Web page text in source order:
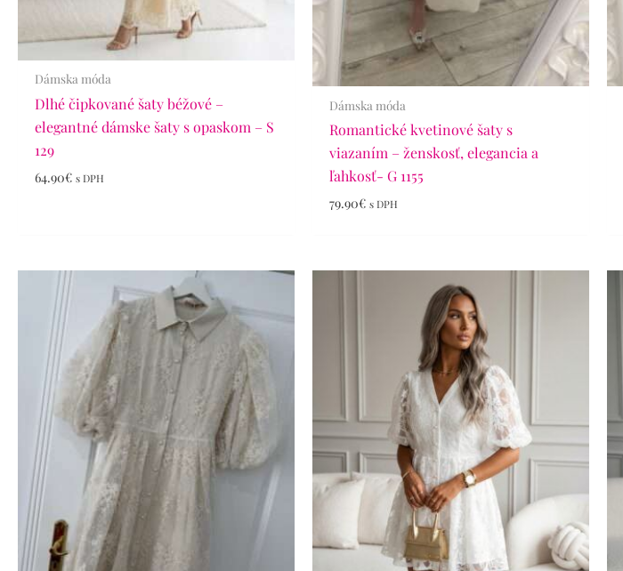
Dámska móda
Dlhé čipkované šaty béžové –
elegantné dámske šaty s opaskom – S
129
64.90€ s DPH
Dámska móda
Romantické kvetinové šaty s
viazaním – ženskosť, elegancia a
ľahkosť- G 1155
79.90€ s DPH